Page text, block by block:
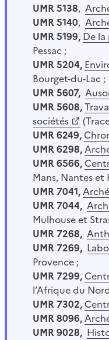
UMR 5138,
UMR 5140,
UMR 5199, De
Pessac ;
UMR 5204,
Bourget-du-Lac ;
UMR 5607,
UMR 5608,
sociétés
UMR 6249,
UMR 6298,
UMR 6566,
Mans, Nantes et
UMR 7041,
UMR 7044,
Mulhouse et
UMR 7268,
UMR 7269,
Provence ;
UMR 7299,
l’Afrique du
UMR 7302,
UMR 8096,
UMR 9028,